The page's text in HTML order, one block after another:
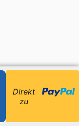
Direkt
zu